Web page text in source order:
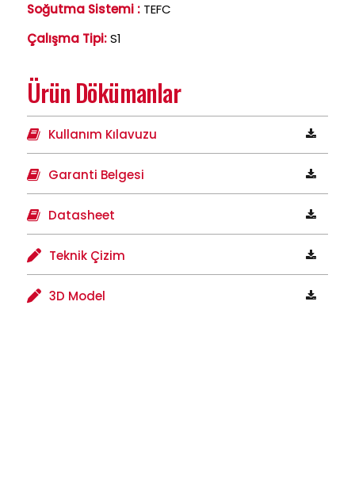
Soğutma Sistemi : TEFC
Çalışma Tipi:S1
Ürün Dökümanlar
Kullanım Kılavuzu
Garanti Belgesi
Datasheet
Teknik Çizim
3D Model